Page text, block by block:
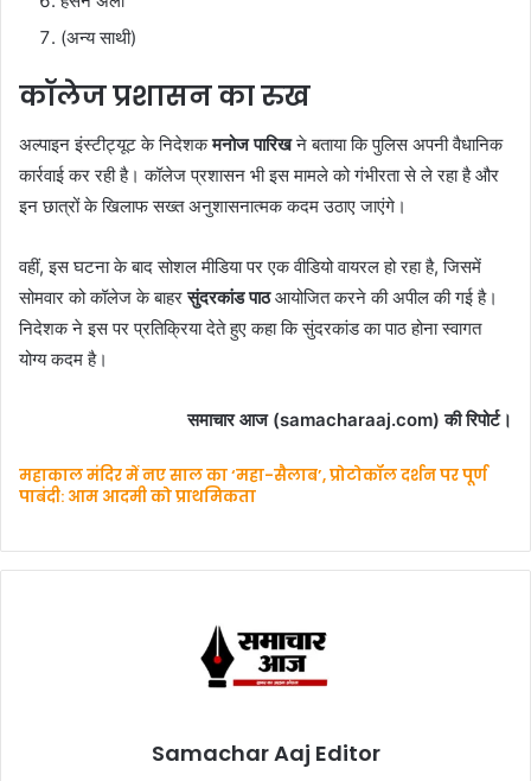
(अन्य साथी)
कॉलेज प्रशासन का रुख
अल्पाइन इंस्टीट्यूट के निदेशकमनोज पारिखने बताया कि पुलिस अपनी वैधानिक
कार्रवाई कर रही है। कॉलेज प्रशासन भी इस मामले को गंभीरता से ले रहा है और
इन छात्रों के खिलाफ सख्त अनुशासनात्मक कदम उठाए जाएंगे।
वहीं, इस घटना के बाद सोशल मीडिया पर एक वीडियो वायरल हो रहा है, जिसमें
सोमवार को कॉलेज के बाहरसुंदरकांड पाठआयोजित करने की अपील की गई है।
निदेशक ने इस पर प्रतिक्रिया देते हुए कहा कि सुंदरकांड का पाठ होना स्वागत
योग्य कदम है।
समाचार आज (samacharaaj.com) की रिपोर्ट।
महाकाल मंदिर में नए साल का ‘महा-सैलाब’, प्रोटोकॉल दर्शन पर पूर्ण
पाबंदी: आम आदमी को प्राथमिकता
Samachar Aaj Editor